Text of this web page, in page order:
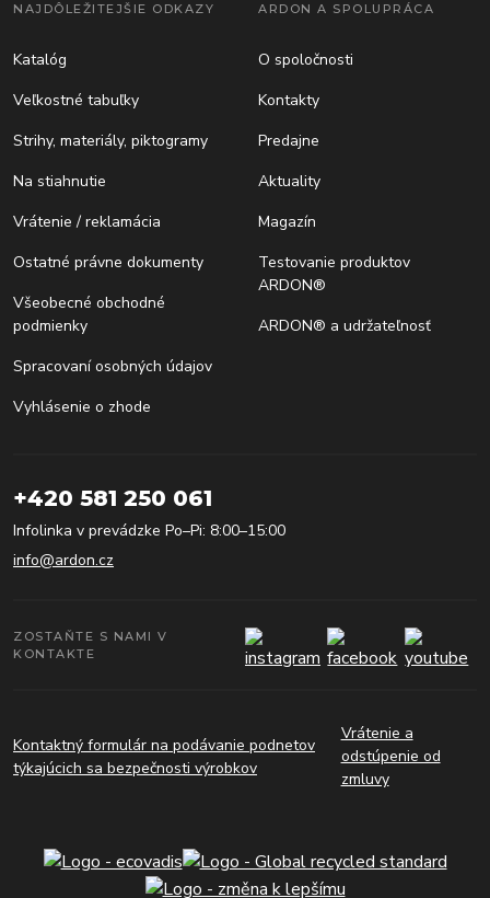
NAJDÔLEŽITEJŠIE ODKAZY
Katalóg
Veľkostné tabuľky
Strihy, materiály, piktogramy
Na stiahnutie
Vrátenie / reklamácia
Ostatné právne dokumenty
Všeobecné obchodné
podmienky
Spracovaní osobných údajov
Vyhlásenie o zhode
ARDON A SPOLUPRÁCA
O spoločnosti
Kontakty
Predajne
Aktuality
Magazín
Testovanie produktov
ARDON®
ARDON® a udržateľnosť
+420 581 250 061
Infolinka v prevádzke Po–Pi: 8:00–15:00
info@ardon.cz
ZOSTAŇTE S NAMI V
KONTAKTE
Kontaktný formulár na podávanie podnetov
týkajúcich sa bezpečnosti výrobkov
Vrátenie a
odstúpenie od
zmluvy